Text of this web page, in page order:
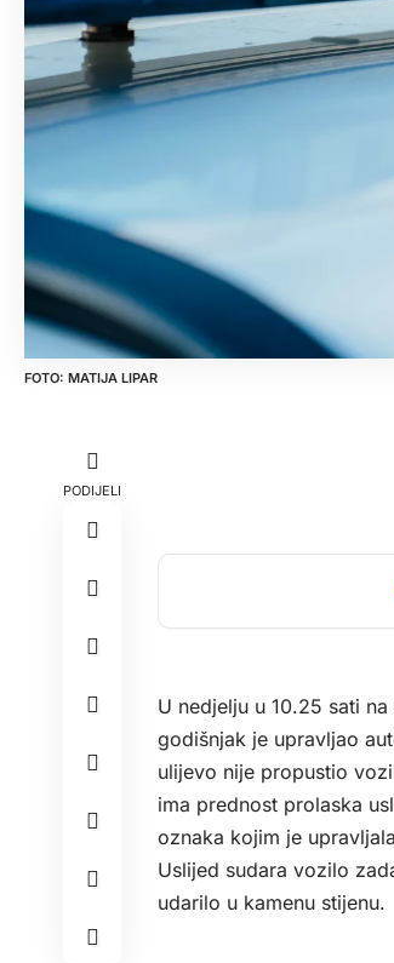
MATIJA LIPAR
PODIJELI
U nedjelju u 10.25 sati
godišnjak je upravljao
ulijevo nije propustio
ima prednost prolaska
oznaka kojim je
Uslijed sudara vozilo
udarilo u kamenu stijenu.